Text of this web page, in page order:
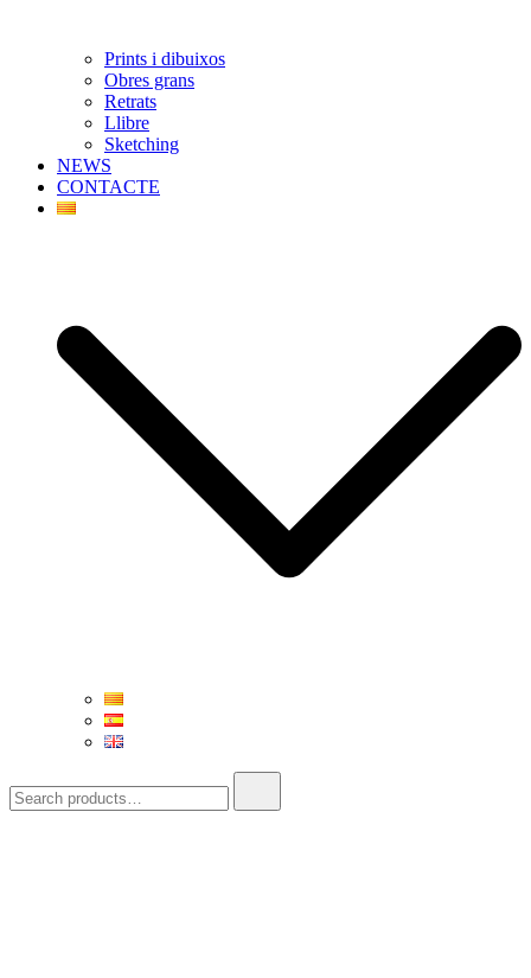
Prints i dibuixos
Obres grans
Retrats
Llibre
Sketching
NEWS
CONTACTE
for: